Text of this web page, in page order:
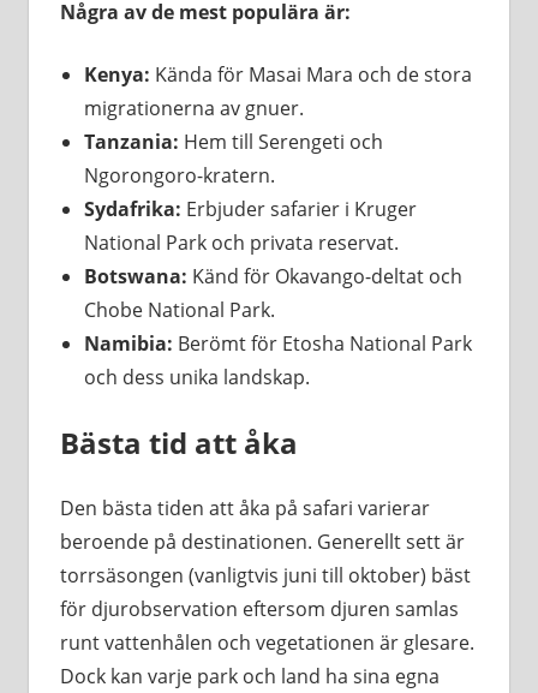
Några av de mest populära är:
Kenya: Kända för Masai Mara och de stora
migrationerna av gnuer.
Tanzania: Hem till Serengeti och
Ngorongoro-kratern.
Sydafrika: Erbjuder safarier i Kruger
National Park och privata reservat.
Botswana: Känd för Okavango-deltat och
Chobe National Park.
Namibia: Berömt för Etosha National Park
och dess unika landskap.
Bästa tid att åka
Den bästa tiden att åka på safari varierar
beroende på destinationen. Generellt sett är
torrsäsongen (vanligtvis juni till oktober) bäst
för djurobservation eftersom djuren samlas
runt vattenhålen och vegetationen är glesare.
Dock kan varje park och land ha sina egna